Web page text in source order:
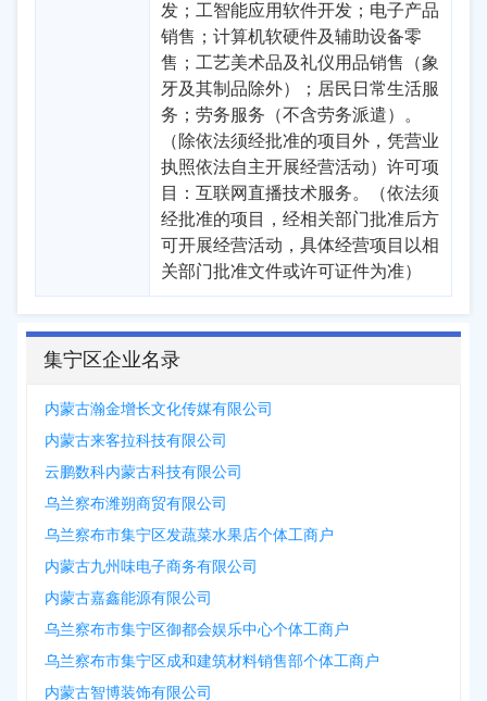
发；工智能应用软件开发；电子产品
销售；计算机软硬件及辅助设备零
售；工艺美术品及礼仪用品销售（象
牙及其制品除外）；居民日常生活服
务；劳务服务（不含劳务派遣）。
（除依法须经批准的项目外，凭营业
执照依法自主开展经营活动）许可项
目：互联网直播技术服务。（依法须
经批准的项目，经相关部门批准后方
可开展经营活动，具体经营项目以相
关部门批准文件或许可证件为准）
集宁区企业名录
内蒙古瀚金增长文化传媒有限公司
内蒙古来客拉科技有限公司
云鹏数科内蒙古科技有限公司
乌兰察布潍朔商贸有限公司
乌兰察布市集宁区发蔬菜水果店个体工商户
内蒙古九州味电子商务有限公司
内蒙古嘉鑫能源有限公司
乌兰察布市集宁区御都会娱乐中心个体工商户
乌兰察布市集宁区成和建筑材料销售部个体工商户
内蒙古智博装饰有限公司